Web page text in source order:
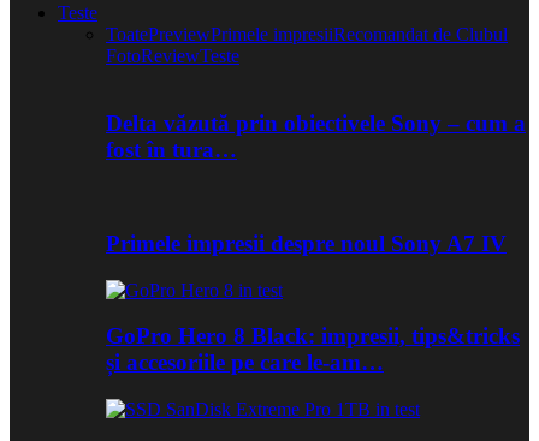
Teste
ToatePreviewPrimele impresiiRecomandat de Clubul
FotoReviewTeste
Delta văzută prin obiectivele Sony – cum a
fost în tura…
Primele impresii despre noul Sony A7 IV
GoPro Hero 8 Black: impresii, tips&tricks
și accesoriile pe care le-am…